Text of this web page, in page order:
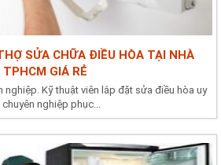
SỬA CHỮA ĐIỀU HÒA TẠI NHÀ
TPHCM GIÁ RẺ
nghiệp. Kỹ thuật viên lắp đặt sửa điều hòa uy
chuyên nghiệp phục...